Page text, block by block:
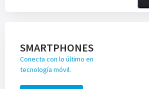
SMARTPHONES
Conecta con lo último en
tecnología móvil.